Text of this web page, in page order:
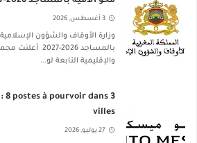
3 أغسطس, 2026
وزارة الأوقاف والشؤون
بالمساجد 2026-
والإقليمية التابعة لو...
8 postes à pourvoir dans 3
villes
27 يوليو, 2026